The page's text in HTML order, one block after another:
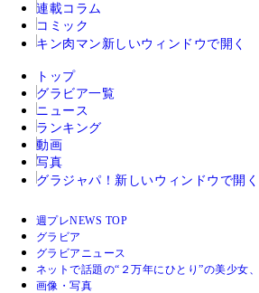
連載コラム
コミック
キン肉マン 新しいウィンドウで開く
トップ
グラビア一覧
ニュース
ランキング
動画
写真
グラジャパ！ 新しいウィンドウで開く
週プレNEWS TOP
グラビア
グラビアニュース
ネットで話題の“２万年にひとり”の美少女
画像・写真